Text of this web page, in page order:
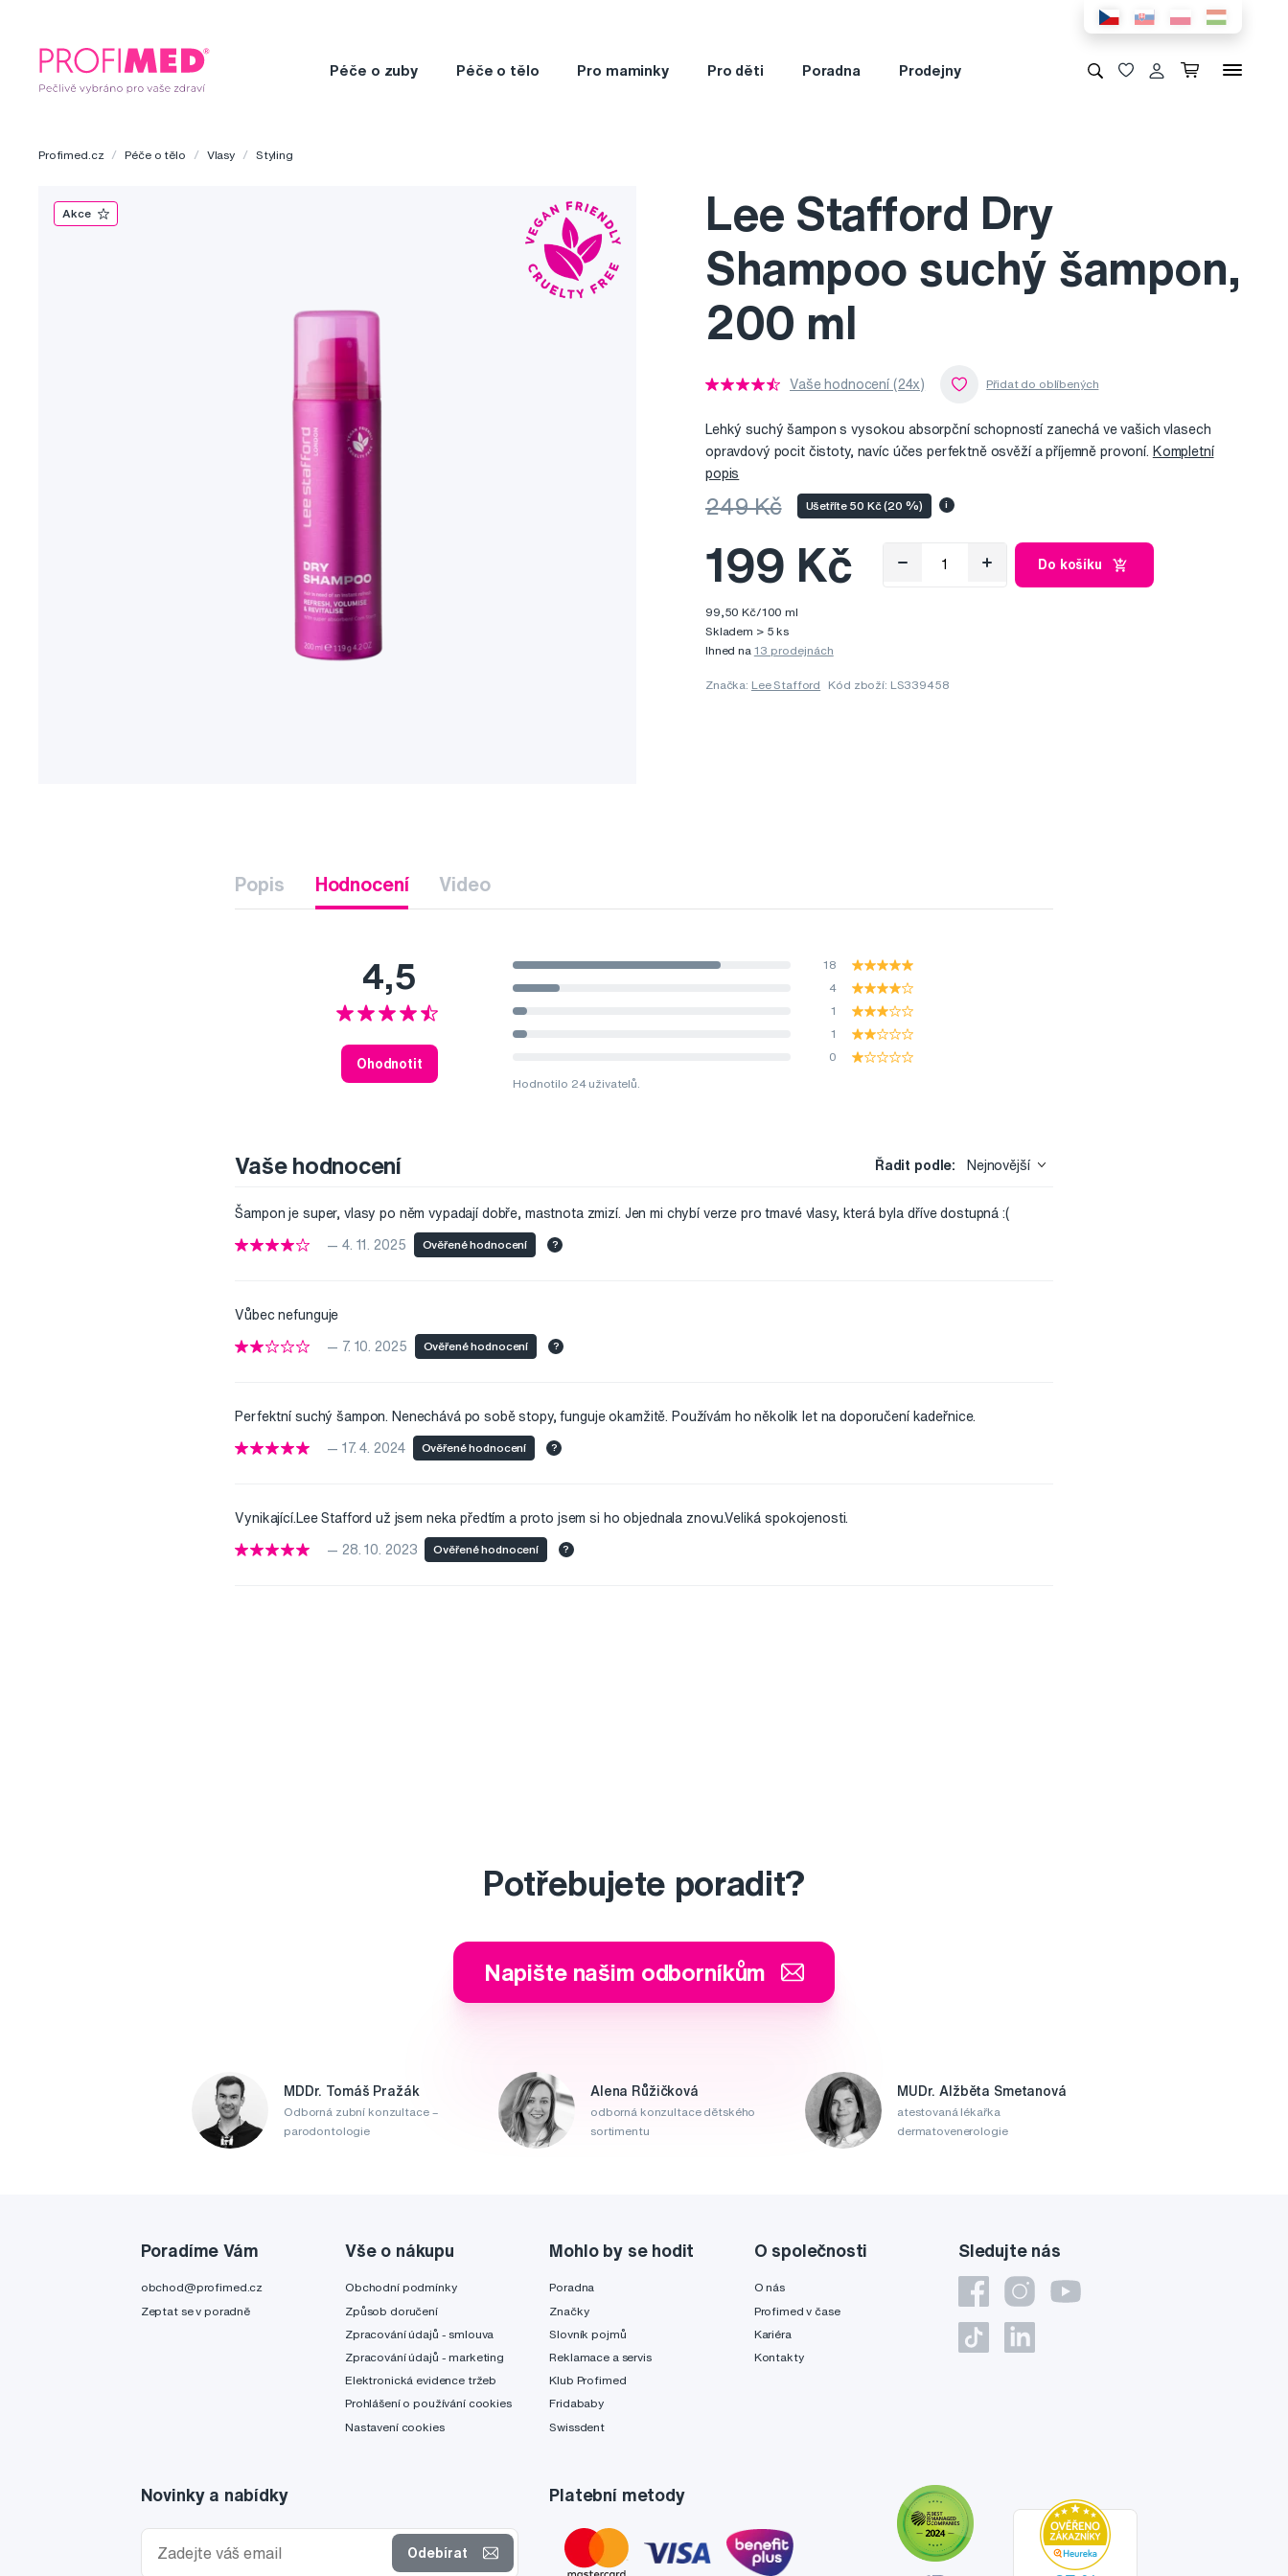
Péče o zuby Péče o tělo Pro maminky Pro děti Poradna Prodejny
Profimed.cz Péče o tělo Vlasy Styling
Akce
Lee Stafford Dry
Shampoo suchý šampon,
200 ml
Vaše hodnocení (24x)
Lehký suchý šampon s vysokou absorpční schopností zanechá ve vašich vlasech
opravdový pocit čistoty, navíc účes perfektně osvěží a příjemně provoní. Kompletní
popis
249 Kč Ušetříte 50 Kč (20 %) i
199 Kč Do košíku
99,50 Kč/100 ml
Skladem > 5 ks
Ihned na 13 prodejnách
Značka: Lee Stafford Kód zboží: LS339458
Popis Hodnocení Video
4,5
Ohodnotit
18
4
1
1
0
Hodnotilo 24 uživatelů.
Vaše hodnocení Řadit podle: Nejnovější
Šampon je super, vlasy po něm vypadají dobře, mastnota zmizí. Jen mi chybí verze pro tmavé vlasy, která byla dříve dostupná :(
— 4. 11. 2025 Ověřené hodnocení ?
Vůbec nefunguje
— 7. 10. 2025 Ověřené hodnocení ?
Perfektní suchý šampon. Nenechává po sobě stopy, funguje okamžitě. Používám ho několik let na doporučení kadeřnice.
— 17. 4. 2024 Ověřené hodnocení ?
Vynikající.Lee Stafford už jsem neka předtím a proto jsem si ho objednala znovu.Veliká spokojenosti.
— 28. 10. 2023 Ověřené hodnocení ?
Potřebujete poradit?
Napište našim odborníkům
MDDr. Tomáš Pražák
Odborná zubní konzultace –
parodontologie
Alena Růžičková
odborná konzultace dětského
sortimentu
MUDr. Alžběta Smetanová
atestovaná lékařka
dermatovenerologie
Sledujte nás
Poradíme Vám
obchod@profimed.cz
Zeptat se v poradně
Vše o nákupu
Obchodní podmínky
Způsob doručení
Zpracování údajů - smlouva
Zpracování údajů - marketing
Elektronická evidence tržeb
Prohlášení o používání cookies
Nastavení cookies
Mohlo by se hodit
Poradna
Značky
Slovník pojmů
Reklamace a servis
Klub Profimed
Fridababy
Swissdent
O společnosti
O nás
Profimed v čase
Kariéra
Kontakty
Novinky a nabídky
Odebírat
Platební metody